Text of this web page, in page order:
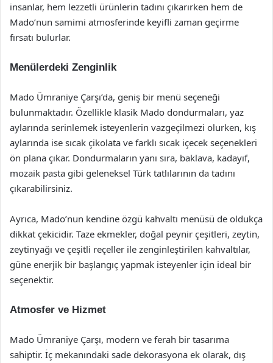
insanlar, hem lezzetli ürünlerin tadını çıkarırken hem de
Mado’nun samimi atmosferinde keyifli zaman geçirme
fırsatı bulurlar.
Menülerdeki Zenginlik
Mado Ümraniye Çarşı’da, geniş bir menü seçeneği
bulunmaktadır. Özellikle klasik Mado dondurmaları, yaz
aylarında serinlemek isteyenlerin vazgeçilmezi olurken, kış
aylarında ise sıcak çikolata ve farklı sıcak içecek seçenekleri
ön plana çıkar. Dondurmaların yanı sıra, baklava, kadayıf,
mozaik pasta gibi geleneksel Türk tatlılarının da tadını
çıkarabilirsiniz.
Ayrıca, Mado’nun kendine özgü kahvaltı menüsü de oldukça
dikkat çekicidir. Taze ekmekler, doğal peynir çeşitleri, zeytin,
zeytinyağı ve çeşitli reçeller ile zenginleştirilen kahvaltılar,
güne enerjik bir başlangıç yapmak isteyenler için ideal bir
seçenektir.
Atmosfer ve Hizmet
Mado Ümraniye Çarşı, modern ve ferah bir tasarıma
sahiptir. İç mekanındaki sade dekorasyona ek olarak, dış